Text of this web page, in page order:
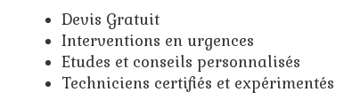
Devis Gratuit
Interventions en urgences
Etudes et conseils personnalisés
Techniciens certifiés et expérimentés